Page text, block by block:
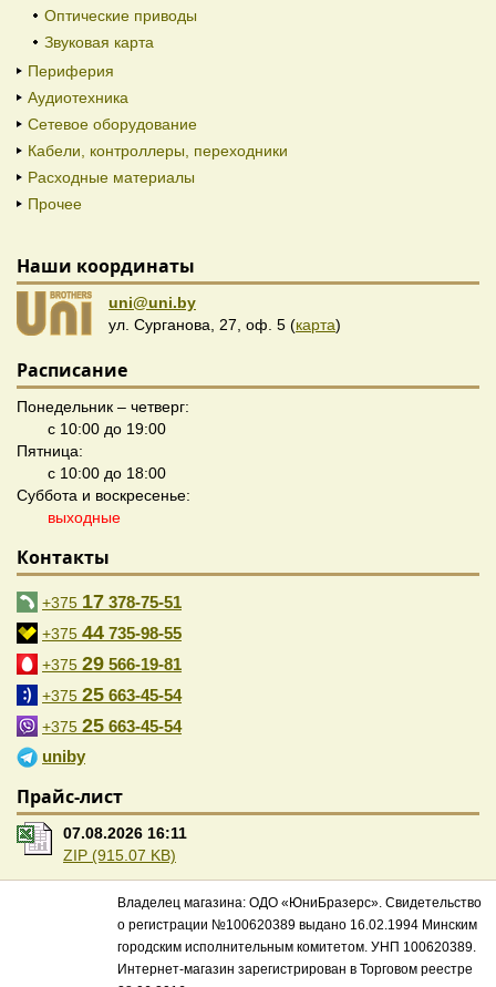
Оптические приводы
Звуковая карта
Периферия
Аудиотехника
Сетевое оборудование
Кабели, контроллеры, переходники
Расходные материалы
Прочее
Наши координаты
uni@uni.by
ул. Сурганова, 27, оф. 5 (карта)
Расписание
Понедельник – четверг:
с 10:00 до 19:00
Пятница:
с 10:00 до 18:00
Суббота и воскресенье:
выходные
Контакты
+375 17 378-75-51
+375 44 735-98-55
+375 29 566-19-81
+375 25 663-45-54
+375 25 663-45-54
uniby
Прайс-лист
07.08.2026 16:11
ZIP (915.07 KB)
Владелец магазина: ОДО «ЮниБразерс». Свидетельство
о регистрации №100620389 выдано 16.02.1994 Минским
городским исполнительным комитетом. УНП 100620389.
Интернет-магазин зарегистрирован в Торговом реестре